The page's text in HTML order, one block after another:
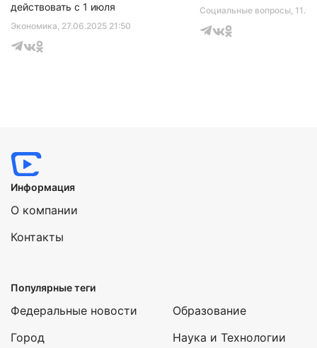
Экономика, 27.06.2025 21:50
действовать с 1 июля
Социальные вопросы,
Информация
О компании
Контакты
Популярные теги
Федеральные новости
Город
Образование
Наука и Технологии